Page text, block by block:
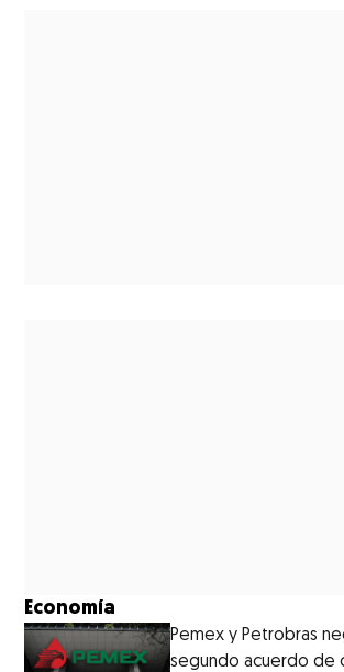
Economía
Pemex y Petrobras
segundo acuerdo de